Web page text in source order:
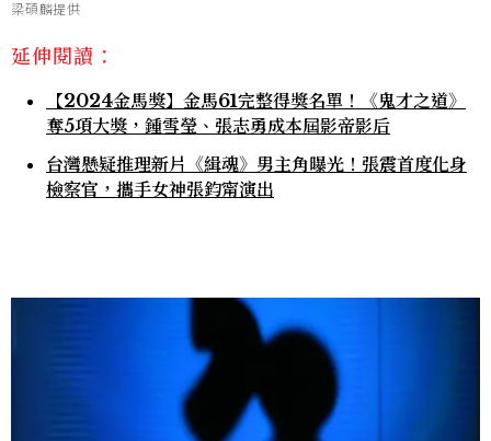
梁碩麟提供
延伸閱讀：
【2024金馬獎】金馬61完整得獎名單！《鬼才之道》
奪5項大獎，鍾雪瑩、張志勇成本屆影帝影后
台灣懸疑推理新片《緝魂》男主角曝光！張震首度化身
檢察官，攜手女神張鈞甯演出